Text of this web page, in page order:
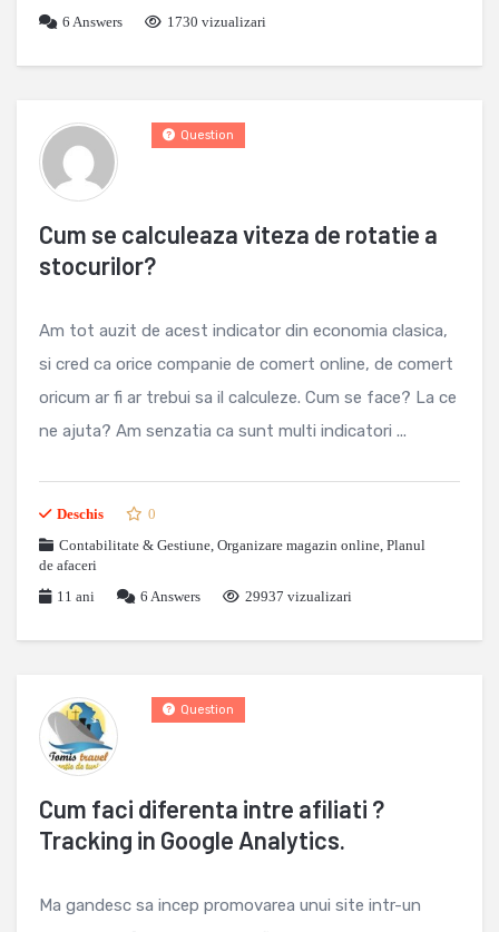
6 Answers 1730 vizualizari
Cum se calculeaza viteza de rotatie a
stocurilor?
Question
Am tot auzit de acest indicator din economia clasica,
si cred ca orice companie de comert online, de comert
oricum ar fi ar trebui sa il calculeze. Cum se face? La ce
ne ajuta? Am senzatia ca sunt multi indicatori ...
Deschis
0
Contabilitate & Gestiune, Organizare magazin online, Planul
de afaceri
11 ani
6 Answers 29937 vizualizari
Cum faci diferenta intre afiliati ?
Tracking in Google Analytics.
Question
Ma gandesc sa incep promovarea unui site intr-un